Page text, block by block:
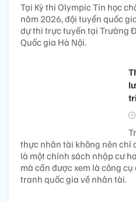
Tại Kỳ thi Olympic Tin học
năm 2026, đội tuyển quốc
dự thi trực tuyến tại Trường
Quốc gia Hà Nội.
thực nhân tài không nên chỉ
là một chính sách nhập cư
mà cần được xem là công
tranh quốc gia về nhân tài.